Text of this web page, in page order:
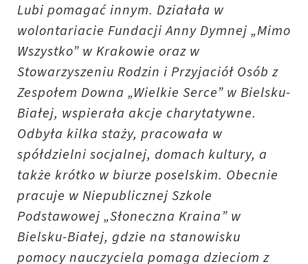
Lubi pomagać innym. Działała w
wolontariacie Fundacji Anny Dymnej „Mimo
Wszystko” w Krakowie oraz w
Stowarzyszeniu Rodzin i Przyjaciół Osób z
Zespołem Downa „Wielkie Serce” w Bielsku-
Białej, wspierała akcje charytatywne.
Odbyła kilka staży, pracowała w
spółdzielni socjalnej, domach kultury, a
także krótko w biurze poselskim. Obecnie
pracuje w Niepublicznej Szkole
Podstawowej „Słoneczna Kraina” w
Bielsku-Białej, gdzie na stanowisku
pomocy nauczyciela pomaga dzieciom z